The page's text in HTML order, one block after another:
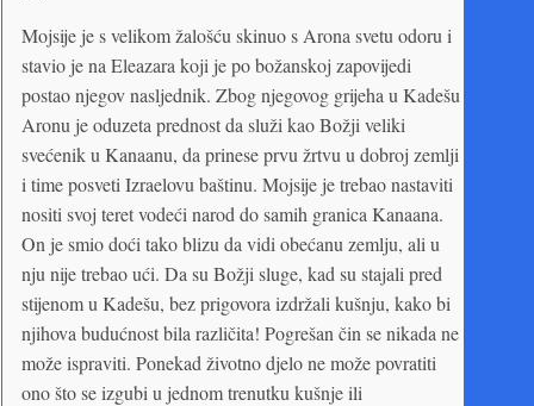
Mojsije je s velikom žalošću skinuo s Arona svetu odoru i
stavio je na Eleazara koji je po božanskoj zapovijedi
postao njegov nasljednik. Zbog njegovog grijeha u Kadešu
Aronu je oduzeta prednost da služi kao Božji veliki
svećenik u Kanaanu, da prinese prvu žrtvu u dobroj zemlji
i time posveti Izraelovu baštinu. Mojsije je trebao nastaviti
nositi svoj teret vodeći narod do samih granica Kanaana.
On je smio doći tako blizu da vidi obećanu zemlju, ali u
nju nije trebao ući. Da su Božji sluge, kad su stajali pred
stijenom u Kadešu, bez prigovora izdržali kušnju, kako bi
njihova budućnost bila različita! Pogrešan čin se nikada ne
može ispraviti. Ponekad životno djelo ne može povratiti
ono što se izgubi u jednom trenutku kušnje ili